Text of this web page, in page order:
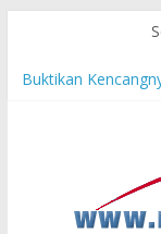
Buktikan
Dari Pemula
Pentingnya
HUT ke-81 RI
Kebangsaan dan
Memeriahkan